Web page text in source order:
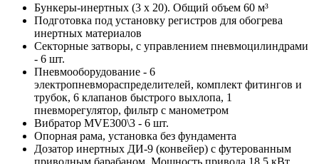
Бункеры-инертных (3 х 20). Общий объем 60 м³
Подготовка под установку регистров для обогрева
инертных материалов
Секторные затворы, с управлением пневмоцилиндрами
- 6 шт.
Пневмооборудование - 6
электропневмораспределителей, комплект фитингов и
трубок, 6 клапанов быстрого выхлопа, 1
пневморегулятор, фильтр с манометром
Вибратор MVE300\3 - 6 шт.
Опорная рама, установка без фундамента
Дозатор инертных ДИ-9 (конвейер) с футерованным
приводным барабаном. Мощность привода 18,5 кВт